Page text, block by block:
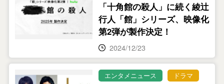
「十角館の殺人」に続く綾辻
行人「館」シリーズ、映像化
第2弾が製作決定！
2024/12/23
エンタメニュース ドラマ